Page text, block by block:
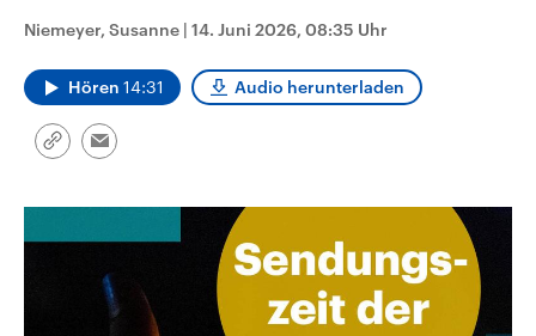
Landtagswahl Sachsen-Anhalt
2026
Sachsen-Anhalt wählt am 6.
September 2026 einen neuen
Landtag. Seit 2021 wird das
Bundesland von einer Koalition aus
Aktuelle Beiträge,
Hintergründe
Wirtschaftlich und
gehören die Vereinigten
den mächtigsten Ländern
mit großem Einfluss auf
Niemeyer, Susanne | 14. Juni 2026, 08:35 Uhr
Hören 14:31 Audio herunterladen
Link
Email